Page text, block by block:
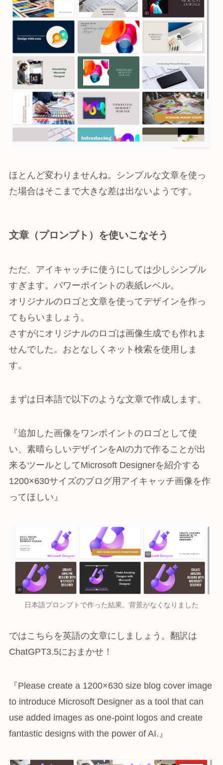
ほとんど変わりませんね。シンプルな文章を使っ
た場合はそこまで大きな差は出ないようです。
文章（プロンプト）を使いこなそう
ただ、アイキャッチに使うにしては少しシンプル
すぎます。パワーポイントの表紙レベル。
オリジナルのロゴと文章を使ってデザインを作っ
てもらいましょう。
さすがにオリジナルのロゴは画像生成でも作れま
せんでした。おとなしくネット検索を使用しま
す。
まずは日本語で以下のような文章で作成します。
『追加した画像をワンポイントのロゴとして使
い、素晴らしいデザインをAIの力で作ることが出
来るツールとしてMicrosoft Designerを紹介する
1200×630サイズのブログ用アイキャッチ画像を作
ってほしい』
日本語プロンプトで作った結果。背景がなくなりました
ではこちらを英語の文章にしましょう。翻訳は
ChatGPT3.5におまかせ！
『Please create a 1200×630 size blog cover image
to introduce Microsoft Designer as a tool that can
use added images as one-point logos and create
fantastic designs with the power of AI.』